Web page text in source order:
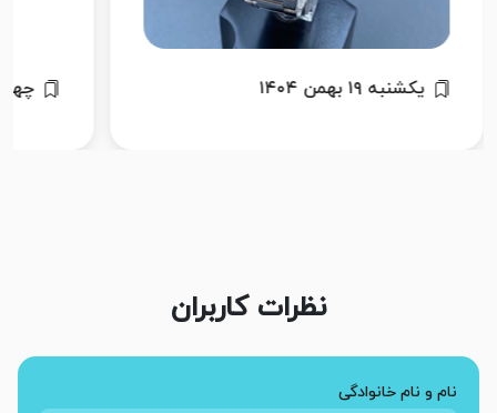
چهارشنبه ۲۰ فروردین ۱۴۰۴ چهارشنبه
نظرات کاربران
نام و نام خانوادگی